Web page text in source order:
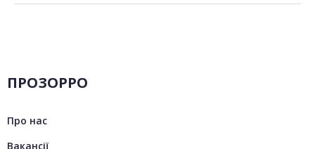
ПРОЗОРРО
Про нас
Вакансії